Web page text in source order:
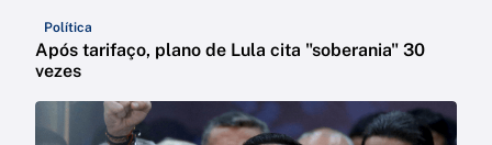
Política
Após tarifaço, plano de Lula cita "soberania" 30
vezes